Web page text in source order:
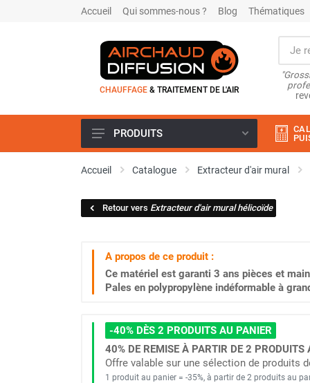
Accueil Qui sommes-nous ? Blog Thématiques
CHAUFFAGE & TRAITEMENT DE L'AIR
Climatiseur
Climatiseur mobile résidentiel et
Rafraîchisseur d'air
Rafraichisseur d'air mobile
Rafraîchisseur d'air gainable
Brumisateur d'air
Coffret de brumisation
Ventilateur brumisateur
Ventilateur / extracteur d'air mobile
PRODUITS
Accueil Catalogue Extracteur d'air mural
Retour vers Extracteur d'air mural hélicoïde
A propos de ce produit :
Ce matériel est garanti 3 ans pièces et
Pales en polypropylène indéformable à
-40% DÈS 2 PRODUITS AU PANIER
40% DE REMISE À PARTIR DE 2 PRODUITS
Offre valable sur une sélection de produits
1 produit au panier = -35%, à partir de 2 produits au